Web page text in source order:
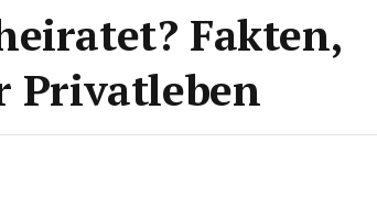
Fakten,
Privatleben